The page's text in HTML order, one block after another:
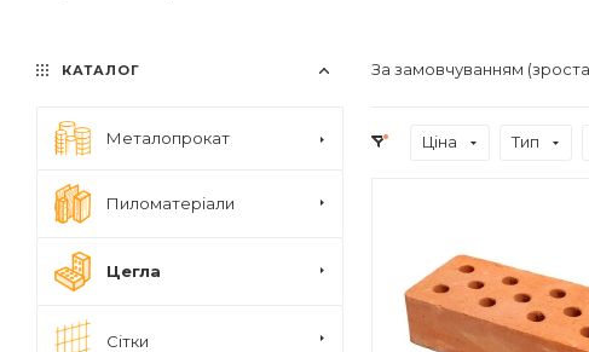
За замовчуванням
Ціна Тип
КАТАЛОГ
Металопрокат
Пиломатеріали
Цегла
Сітки